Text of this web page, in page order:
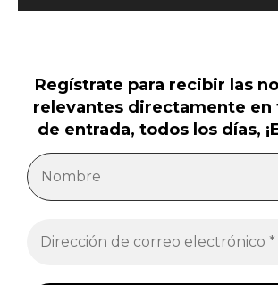
Regístrate para recibir las
relevantes directamente en
de entrada, todos los días,